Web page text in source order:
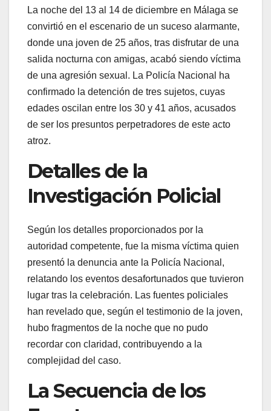
La noche del 13 al 14 de diciembre en Málaga se
convirtió en el escenario de un suceso alarmante,
donde una joven de 25 años, tras disfrutar de una
salida nocturna con amigas, acabó siendo víctima
de una agresión sexual. La Policía Nacional ha
confirmado la detención de tres sujetos, cuyas
edades oscilan entre los 30 y 41 años, acusados
de ser los presuntos perpetradores de este acto
atroz.
Detalles de la
Investigación Policial
Según los detalles proporcionados por la
autoridad competente, fue la misma víctima quien
presentó la denuncia ante la Policía Nacional,
relatando los eventos desafortunados que tuvieron
lugar tras la celebración. Las fuentes policiales
han revelado que, según el testimonio de la joven,
hubo fragmentos de la noche que no pudo
recordar con claridad, contribuyendo a la
complejidad del caso.
La Secuencia de los